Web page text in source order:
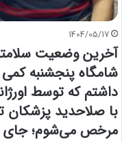
1404/05/17
آخرین وضعیت
شامگاه پنجشنبه
داشتم که توسط
با صلاحدید
مرخص می‌شوم؛ جای